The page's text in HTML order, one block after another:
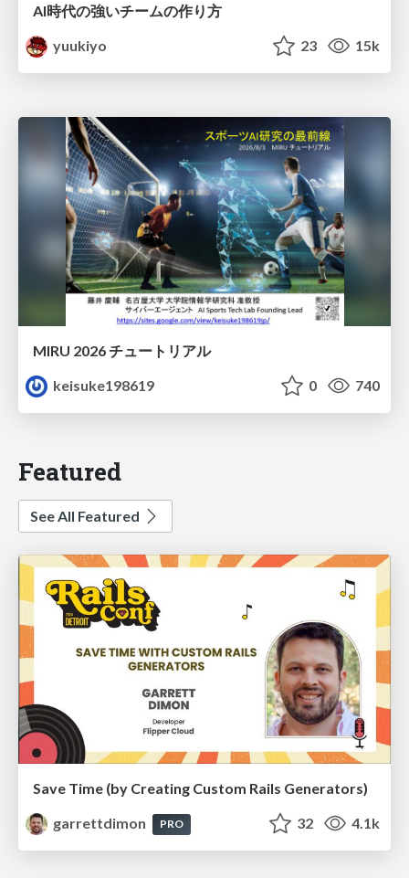
AI時代の強いチームの作り方
yuukiyo
23 15k
MIRU 2026 チュートリアル
keisuke198619
0 740
Featured
See All Featured
Save Time (by Creating Custom Rails Generators)
garrettdimon
PRO 32 4.1k